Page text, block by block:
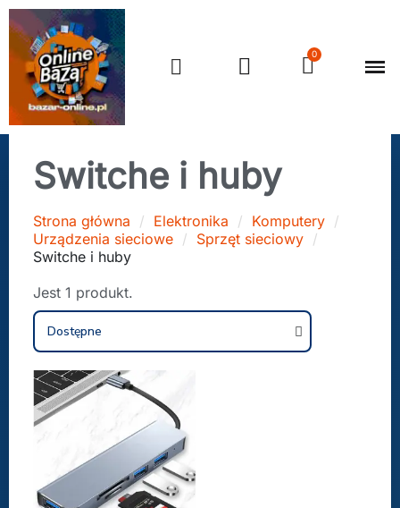
Switche i huby
Strona główna Elektronika
Komputery
Urządzenia sieciowe
Sprzęt sieciowy
Switche i huby
Jest 1 produkt.